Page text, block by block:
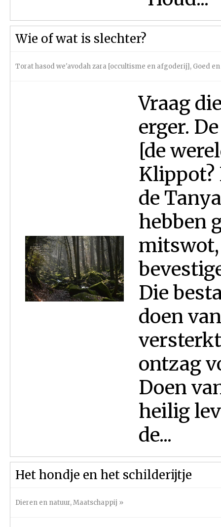
Wie of wat is slechter?
Torat hasod we'avodah zara [occultisme en afgoderij], Goed
Vraag
erger.
[de
Klippot?
de
hebben
Die
doen
ontzag
Doen
heilig
de...
Het hondje en het schilderijtje
Dieren en natuur,Maatschappij »